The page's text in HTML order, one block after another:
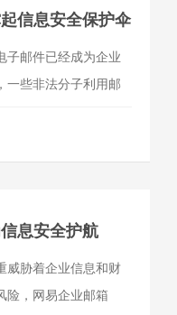
信息安全保护伞
子邮件已经成为企业
一些非法分子利用邮
损失。据了解，网
范机制，在保护企业
息安全护航
威胁着企业信息和财
险，网易企业邮箱